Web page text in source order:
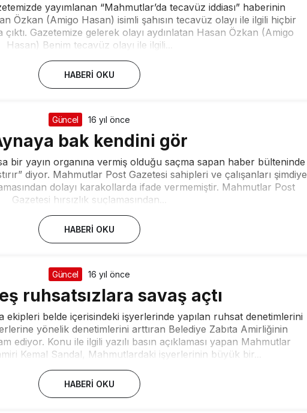
yayımlanan “Mahmutlar’da tecavüz iddiası” haberinin
Özkan (Amigo Hasan) isimli şahısın tecavüz olayı ile ilgili hiçbir
çıktı. Gazetemize gelerek olayı aydınlatan Hasan Özkan (Amigo
Hasan) Benim tecavüz olayı ile ilgili...
HABERI OKU
Güncel 16 yıl önce
bak kendini gör
bir yayın organına vermiş olduğu saçma sapan haber bülteninde
diyor. Mahmutlar Post Gazetesi sahipleri ve çalışanları şimdiye
dolayı karakollarda ifade vermemiştir. Mahmutlar Post
Gazetesi hırsızlık suçlamasından...
HABERI OKU
Güncel 16 yıl önce
ruhsatsızlara savaş açtı
ekipleri belde içerisindeki işyerlerinde yapılan ruhsat denetimlerini
yönelik denetimlerini arttıran Belediye Zabıta Amirliğinin
ediyor. Konu ile ilgili yazılı basın açıklaması yapan Mahmutlar
Kemal Sandal, Mahmutlardaki işyerlerinin büyük bir...
HABERI OKU